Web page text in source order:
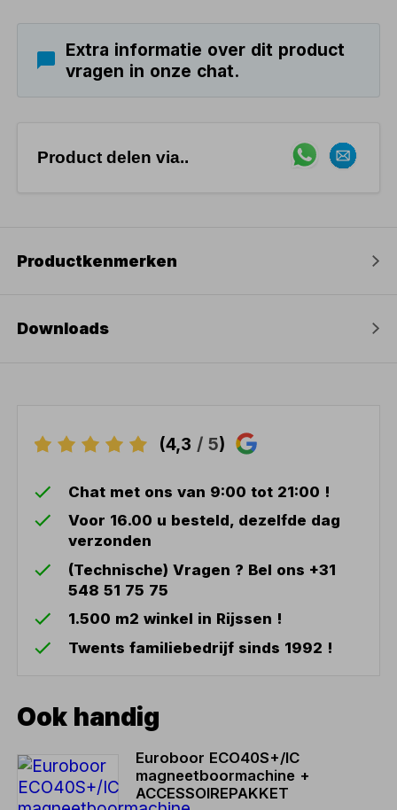
Extra informatie over dit product
vragen in onze chat.
Product delen via..
Productkenmerken
Downloads
(4,3 / 5)
Chat met ons van 9:00 tot 21:00 !
Voor 16.00 u besteld, dezelfde dag
verzonden
(Technische) Vragen ? Bel ons +31
548 51 75 75
1.500 m2 winkel in Rijssen !
Twents familiebedrijf sinds 1992 !
Ook handig
Euroboor ECO40S+/IC
magneetboormachine +
ACCESSOIREPAKKET